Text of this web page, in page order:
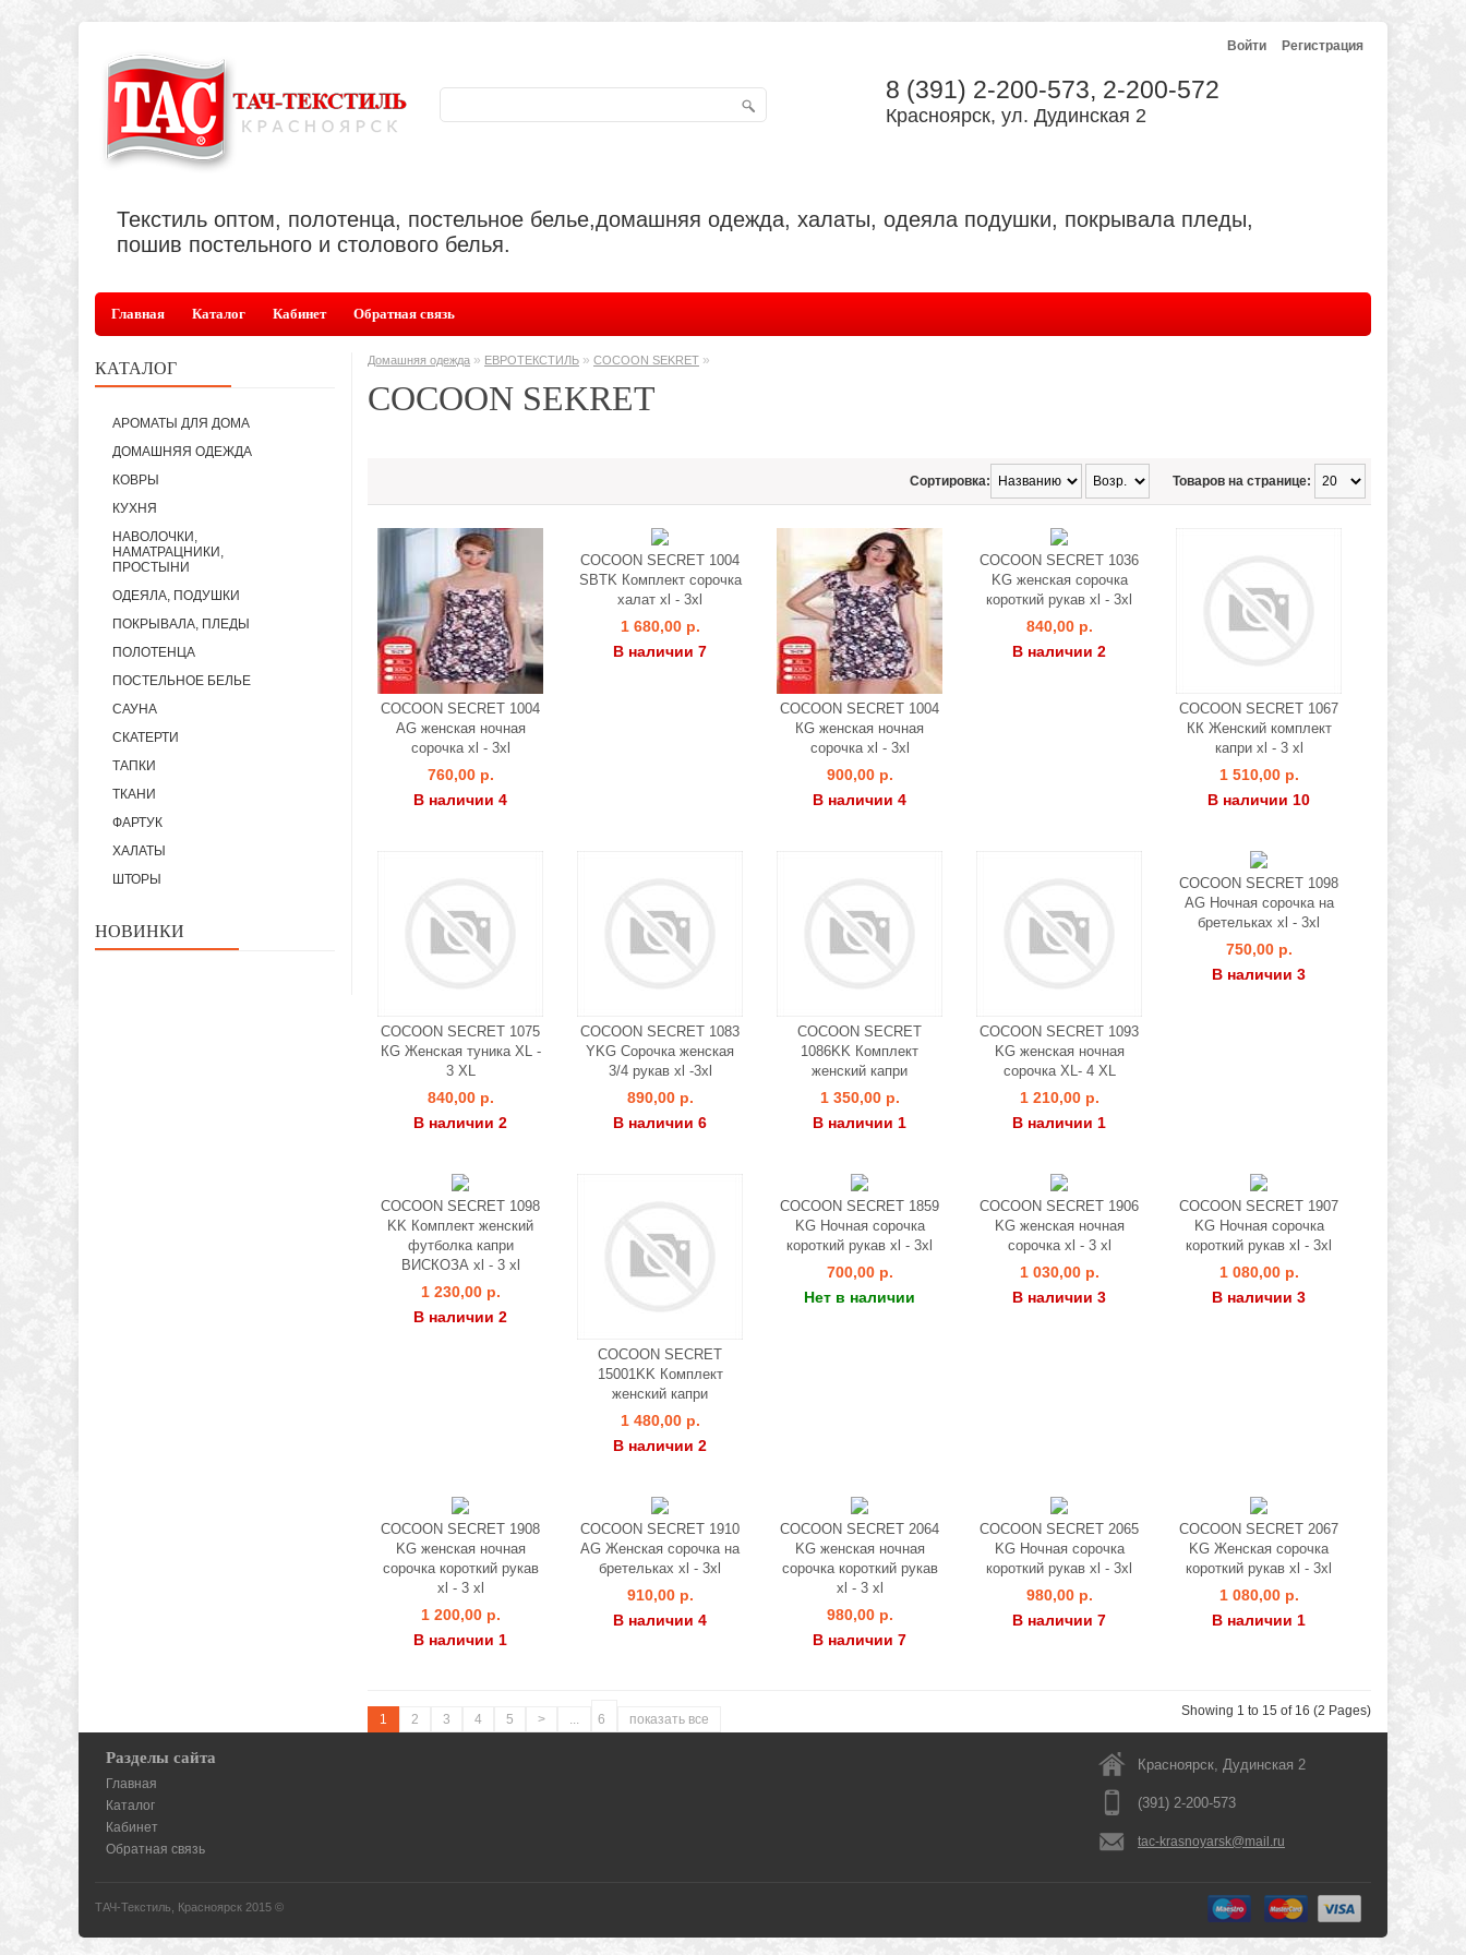
Войти Регистрация
8 (391) 2-200-573, 2-200-572
Красноярск, ул. Дудинская 2
Текстиль оптом, полотенца, постельное белье,домашняя одежда, халаты, одеяла подушки, покрывала пледы,
пошив постельного и столового белья.
Главная Каталог Кабинет Обратная связь
КАТАЛОГ
АРОМАТЫ ДЛЯ ДОМА
ДОМАШНЯЯ ОДЕЖДА
КОВРЫ
КУХНЯ
НАВОЛОЧКИ,
НАМАТРАЦНИКИ,
ПРОСТЫНИ
ОДЕЯЛА, ПОДУШКИ
ПОКРЫВАЛА, ПЛЕДЫ
ПОЛОТЕНЦА
ПОСТЕЛЬНОЕ БЕЛЬЕ
САУНА
СКАТЕРТИ
ТАПКИ
ТКАНИ
ФАРТУК
ХАЛАТЫ
ШТОРЫ
НОВИНКИ
Домашняя одежда » ЕВРОТЕКСТИЛЬ » COCOON SEKRET »
COCOON SEKRET
Товаров на странице:
Сортировка:
COCOON SECRET 1004
AG женская ночная
сорочка xl - 3xl
760,00 р.
В наличии 4
COCOON SECRET 1004
SBTK Комплект сорочка
халат xl - 3xl
1 680,00 р.
В наличии 7
COCOON SECRET 1004
КG женская ночная
сорочка xl - 3xl
900,00 р.
В наличии 4
COCOON SECRET 1036
KG женская сорочка
короткий рукав xl - 3xl
840,00 р.
В наличии 2
COCOON SECRET 1067
КК Женский комплект
капри xl - 3 xl
1 510,00 р.
В наличии 10
COCOON SECRET 1075
КG Женская туника XL -
3 XL
840,00 р.
В наличии 2
COCOON SECRET 1083
YKG Сорочка женская
3/4 рукав xl -3xl
890,00 р.
В наличии 6
COCOON SECRET
1086KK Комплект
женский капри
1 350,00 р.
В наличии 1
COCOON SECRET 1093
KG женская ночная
сорочка XL- 4 XL
1 210,00 р.
В наличии 1
COCOON SECRET 1098
AG Ночная сорочка на
бретельках xl - 3xl
750,00 р.
В наличии 3
COCOON SECRET 1098
KK Комплект женский
футболка капри
ВИСКОЗА xl - 3 xl
1 230,00 р.
В наличии 2
COCOON SECRET
15001KK Комплект
женский капри
1 480,00 р.
В наличии 2
COCOON SECRET 1859
KG Ночная сорочка
короткий рукав xl - 3xl
700,00 р.
Нет в наличии
COCOON SECRET 1906
KG женская ночная
сорочка xl - 3 xl
1 030,00 р.
В наличии 3
COCOON SECRET 1907
KG Ночная сорочка
короткий рукав xl - 3xl
1 080,00 р.
В наличии 3
COCOON SECRET 1908
KG женская ночная
сорочка короткий рукав
xl - 3 xl
1 200,00 р.
В наличии 1
COCOON SECRET 1910
AG Женская сорочка на
бретельках xl - 3xl
910,00 р.
В наличии 4
COCOON SECRET 2064
KG женская ночная
сорочка короткий рукав
xl - 3 xl
980,00 р.
В наличии 7
COCOON SECRET 2065
KG Ночная сорочка
короткий рукав xl - 3xl
980,00 р.
В наличии 7
COCOON SECRET 2067
KG Женская сорочка
короткий рукав xl - 3xl
1 080,00 р.
В наличии 1
1 2 3 4 5 > ... 6 показать все
Showing 1 to 15 of 16 (2 Pages)
Разделы сайта
Главная
Каталог
Кабинет
Обратная связь
Красноярск, Дудинская 2
(391) 2-200-573
tac-krasnoyarsk@mail.ru
ТАЧ-Текстиль, Красноярск 2015 ©